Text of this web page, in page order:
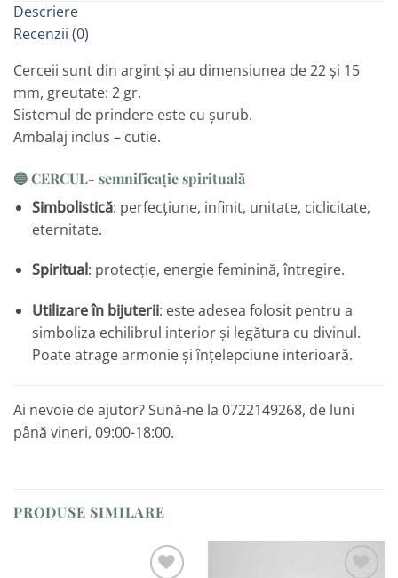
Descriere
Recenzii (0)
Cerceii sunt din argint și au dimensiunea de 22 și 15
mm, greutate: 2 gr.
Sistemul de prindere este cu șurub.
Ambalaj inclus – cutie.
🔵CERCUL- semnificație spirituală
Simbolistică: perfecțiune, infinit, unitate, ciclicitate,
eternitate.
Spiritual: protecție, energie feminină, întregire.
Utilizare în bijuterii: este adesea folosit pentru a
simboliza echilibrul interior și legătura cu divinul.
Poate atrage armonie și înțelepciune interioară.
Ai nevoie de ajutor? Sună-ne la 0722149268, de luni
până vineri, 09:00-18:00.
PRODUSE SIMILARE